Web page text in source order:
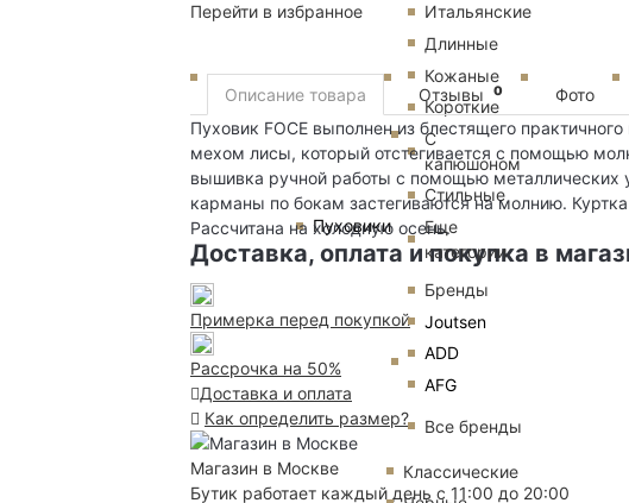
Пуховики
Итальянские
Длинные
Кожаные
Короткие
С
капюшоном
Стильные
Еще
категории
Бренды
Joutsen
ADD
AFG
Все бренды
Классические
Перейти в избранное
Описание товара Отзывы 0 Фото
Пуховик FOCE выполнен из блестящего
мехом лисы, который отстегивается с помощью
вышивка ручной работы с помощью металлических
карманы по бокам застегиваются на молнию.
Рассчитана на холодную осень.
Доставка, оплата и покупка в
Примерка перед покупкой
Рассрочка на 50%
Доставка и оплата
Как определить размер?
Магазин в Москве
Бутик работает каждый день с 11:00 до 20:00